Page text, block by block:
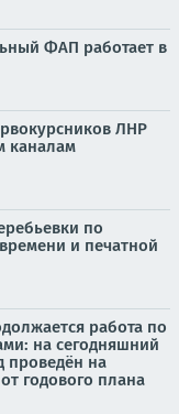
ФАП работает в
ЛНР
каналам
по
и печатной
работа по
на сегодняшний
проведён на
годового плана